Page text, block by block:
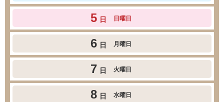
5 日 日曜日
6 日 月曜日
7 日 火曜日
8 日 水曜日